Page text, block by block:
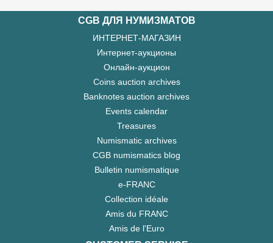
CGB ДЛЯ НУМИЗМАТОВ
ИНТЕРНЕТ-МАГАЗИН
Интернет-аукционы
Онлайн-аукцион
Coins auction archives
Banknotes auction archives
Events calendar
Treasures
Numismatic archives
CGB numismatics blog
Bulletin numismatique
e-FRANC
Collection idéale
Amis du FRANC
Amis de l'Euro